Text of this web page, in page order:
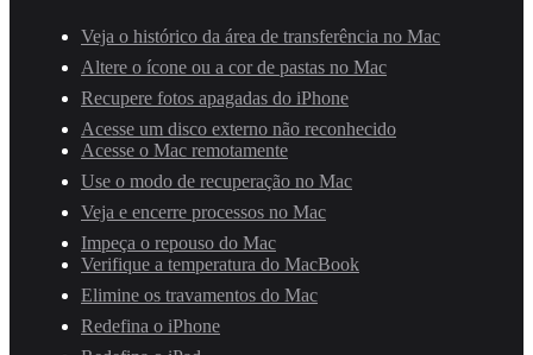
Veja o histórico da área de transferência no Mac
Altere o ícone ou a cor de pastas no Mac
Recupere fotos apagadas do iPhone
Acesse um disco externo não reconhecido
Acesse o Mac remotamente
Use o modo de recuperação no Mac
Veja e encerre processos no Mac
Impeça o repouso do Mac
Verifique a temperatura do MacBook
Elimine os travamentos do Mac
Redefina o iPhone